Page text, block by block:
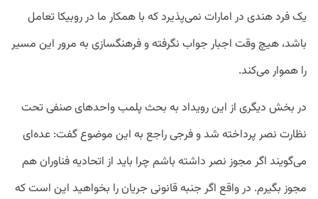
یک فرد هندی در امارات نمی‌پذیرد که با همکار ما در روبیکا تعامل
باشد، هیچ وقت اجبار جواب نگرفته و فرهنگسازی به مرور این مسیر
را هموار می‌کند‌.
در بخش دیگری از این رویداد به بحث پلمب واحدهای صنفی تحت
نظارت نصر پرداخته شد و فرجی راجع به این موضوع گفت: عده‌ای
می‌گویند اگر مجوز نصر داشته باشم چرا باید از اتحادیه فناوران هم
مجوز بگیرم. در واقع اگر جنبه قانونی جریان را بخواهید این است که